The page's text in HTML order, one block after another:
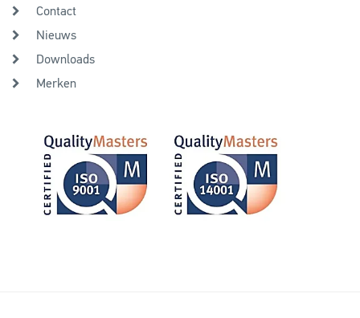
Contact
Nieuws
Downloads
Merken